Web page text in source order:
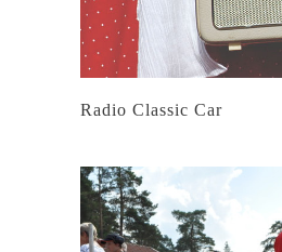
Radio Classic Car